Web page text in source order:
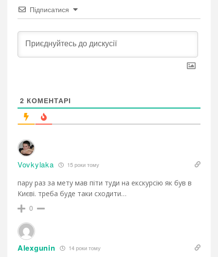
Підписатися
2 КОМЕНТАРІ
Vovkylaka 15 роки тому
пару раз за мету мав піти туди на екскурсію як був в
Києві. треба буде таки сходити…
0
Alexgunin 14 роки тому